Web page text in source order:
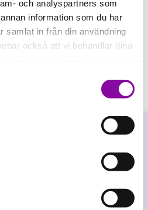
och analyspartners som
information som du har
samlat in från din användning
också att vi behandlar dina
användning av kakor
enligt ovan, inte att ske,
nödvändiga för att hemsidan
inställningar.